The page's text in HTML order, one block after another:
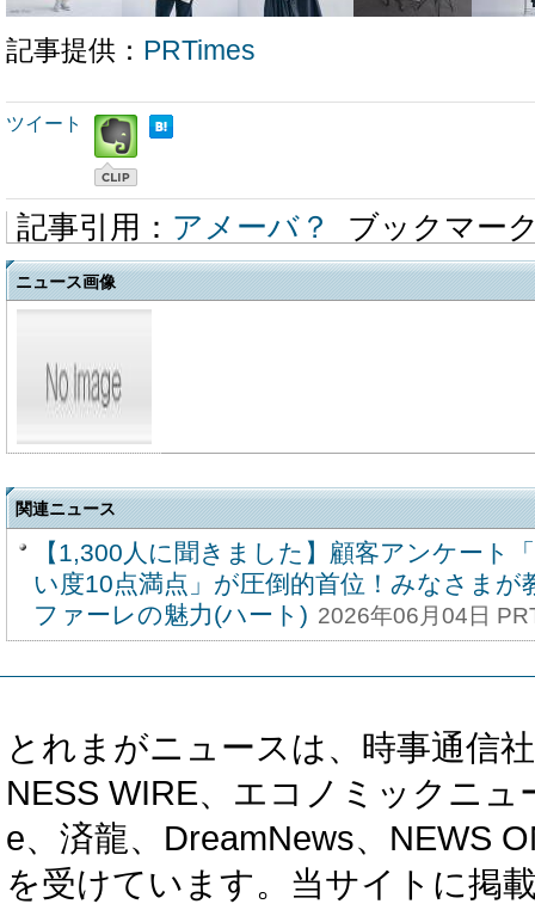
記事提供： PRTimes
ツイート
記事引用： アメーバ？ ブックマー
ニュース画像
関連ニュース
【1,300人に聞きました】顧客アンケート
い度10点満点」が圧倒的首位！みなさま
ファーレの魅力(ハート) 2026年06月04日
とれまがニュースは、時事通信
NESS WIRE、エコノミックニ
e、済龍、DreamNews、NEWS
を受けています。当サイトに掲